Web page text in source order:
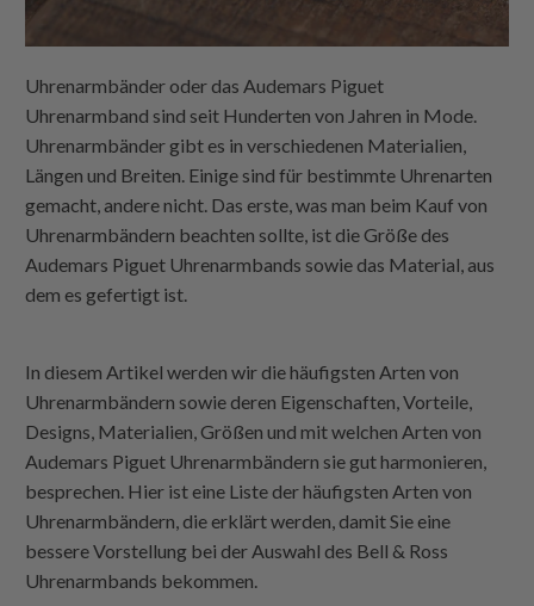
Uhrenarmbänder oder das Audemars Piguet
Uhrenarmband sind seit Hunderten von Jahren in Mode.
Uhrenarmbänder gibt es in verschiedenen Materialien,
Längen und Breiten. Einige sind für bestimmte Uhrenarten
gemacht, andere nicht. Das erste, was man beim Kauf von
Uhrenarmbändern beachten sollte, ist die Größe des
Audemars Piguet Uhrenarmbands sowie das Material, aus
dem es gefertigt ist.
In diesem Artikel werden wir die häufigsten Arten von
Uhrenarmbändern sowie deren Eigenschaften, Vorteile,
Designs, Materialien, Größen und mit welchen Arten von
Audemars Piguet Uhrenarmbändern sie gut harmonieren,
besprechen. Hier ist eine Liste der häufigsten Arten von
Uhrenarmbändern, die erklärt werden, damit Sie eine
bessere Vorstellung bei der Auswahl des Bell & Ross
Uhrenarmbands bekommen.